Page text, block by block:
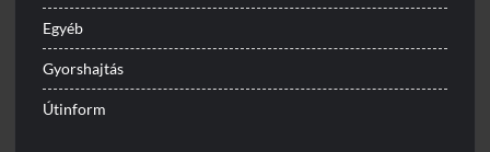
Egyéb
Gyorshajtás
Útinform